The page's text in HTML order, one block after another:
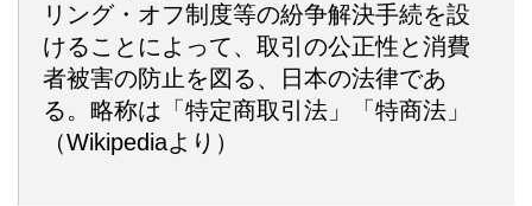
リング・オフ制度等の紛争解決手続を設
けることによって、取引の公正性と消費
者被害の防止を図る、日本の法律であ
る。略称は「特定商取引法」「特商法」
（Wikipediaより）